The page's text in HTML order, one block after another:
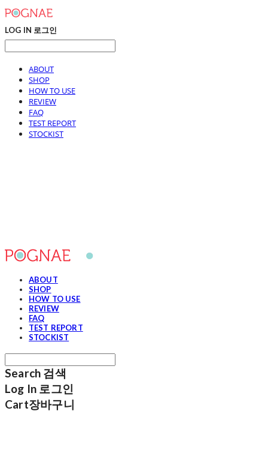
LOG IN 로그인
ABOUT
SHOP
HOW TO USE
REVIEW
FAQ
TEST REPORT
STOCKIST
ABOUT
SHOP
HOW TO USE
REVIEW
FAQ
TEST REPORT
STOCKIST
Search 검색
Log In 로그인
Cart장바구니